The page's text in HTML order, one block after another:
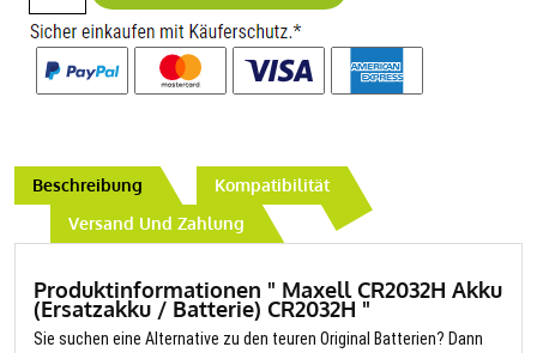
Beschreibung
Kompatibilität
Versand Und Zahlung
Produktinformationen " Maxell CR2032H Akku
(Ersatzakku / Batterie) CR2032H "
Sie suchen eine Alternative zu den teuren Original Batterien? Dann